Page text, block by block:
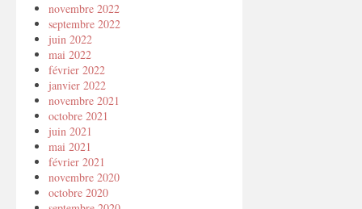
novembre 2022
septembre 2022
juin 2022
mai 2022
février 2022
janvier 2022
novembre 2021
octobre 2021
juin 2021
mai 2021
février 2021
novembre 2020
octobre 2020